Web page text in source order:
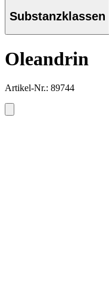
Substanzklassen
Oleandrin
Artikel-Nr.: 89744